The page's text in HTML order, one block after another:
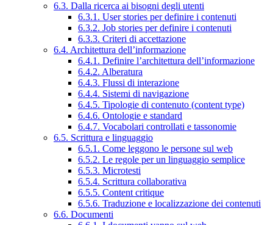
6.3. Dalla ricerca ai bisogni degli utenti
6.3.1. User stories per definire i contenuti
6.3.2. Job stories per definire i contenuti
6.3.3. Criteri di accettazione
6.4. Architettura dell’informazione
6.4.1. Definire l’architettura dell’informazione
6.4.2. Alberatura
6.4.3. Flussi di interazione
6.4.4. Sistemi di navigazione
6.4.5. Tipologie di contenuto (content type)
6.4.6. Ontologie e standard
6.4.7. Vocabolari controllati e tassonomie
6.5. Scrittura e linguaggio
6.5.1. Come leggono le persone sul web
6.5.2. Le regole per un linguaggio semplice
6.5.3. Microtesti
6.5.4. Scrittura collaborativa
6.5.5. Content critique
6.5.6. Traduzione e localizzazione dei contenuti
6.6. Documenti